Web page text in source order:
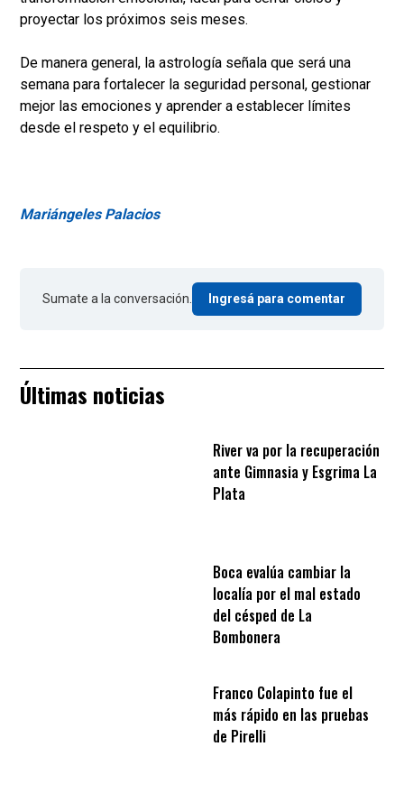
proyectar los próximos seis meses.
De manera general, la astrología señala que será una
semana para fortalecer la seguridad personal, gestionar
mejor las emociones y aprender a establecer límites
desde el respeto y el equilibrio.
Mariángeles Palacios
Sumate a la conversación. Ingresá para comentar
Últimas noticias
River va por la recuperación
ante Gimnasia y Esgrima La
Plata
Boca evalúa cambiar la
localía por el mal estado
del césped de La
Bombonera
Franco Colapinto fue el
más rápido en las pruebas
de Pirelli